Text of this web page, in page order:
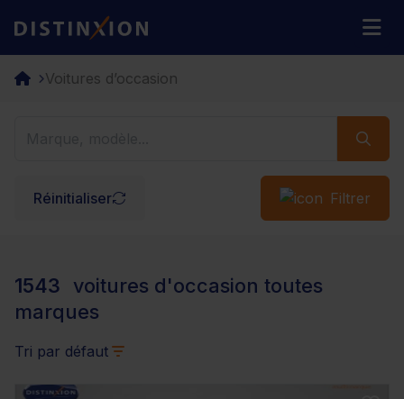
Distinxion
Voitures d’occasion
Réinitialiser Filtrer
1543
voitures d'occasion toutes
marques
Tri par défaut